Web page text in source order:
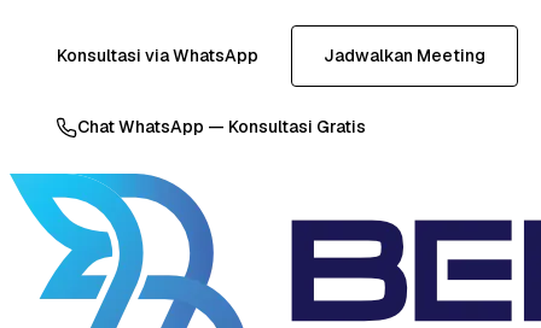
Konsultasi via WhatsApp Jadwalkan Meeting
Chat WhatsApp — Konsultasi Gratis